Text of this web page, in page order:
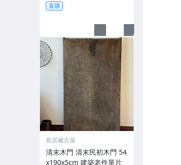
直購
島居藏古屋
清末木門 清末民初木門 54
x190x5cm 建築老件單片